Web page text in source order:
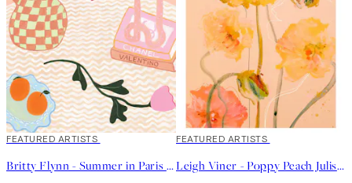
40%*
FEATURED ARTISTS
Britty Flynn - Summer in Paris Juliste
40%*
FEATURED ARTISTS
Leigh Viner - Poppy Peach Juliste